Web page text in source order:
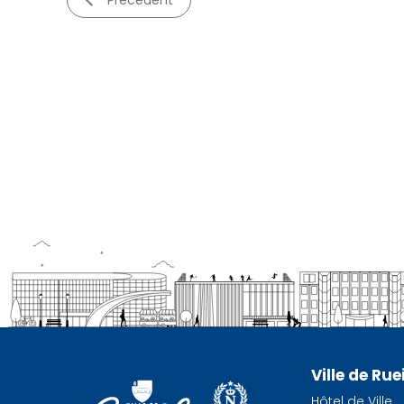
précédent
Ville de